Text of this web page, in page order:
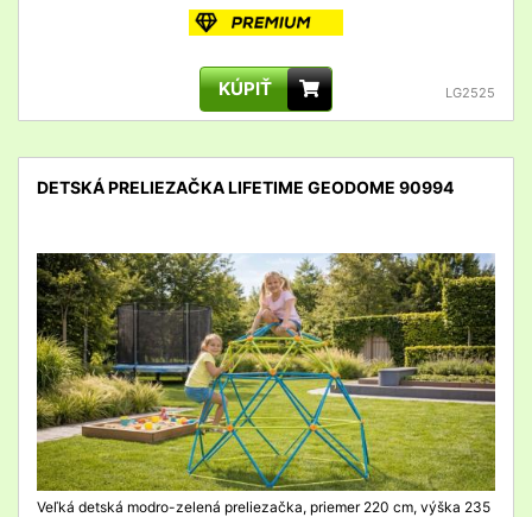
KÚPIŤ LG2525
DETSKÁ PRELIEZAČKA LIFETIME GEODOME 90994
detail
Veľká detská modro-zelená preliezačka, priemer 220 cm, výška 235